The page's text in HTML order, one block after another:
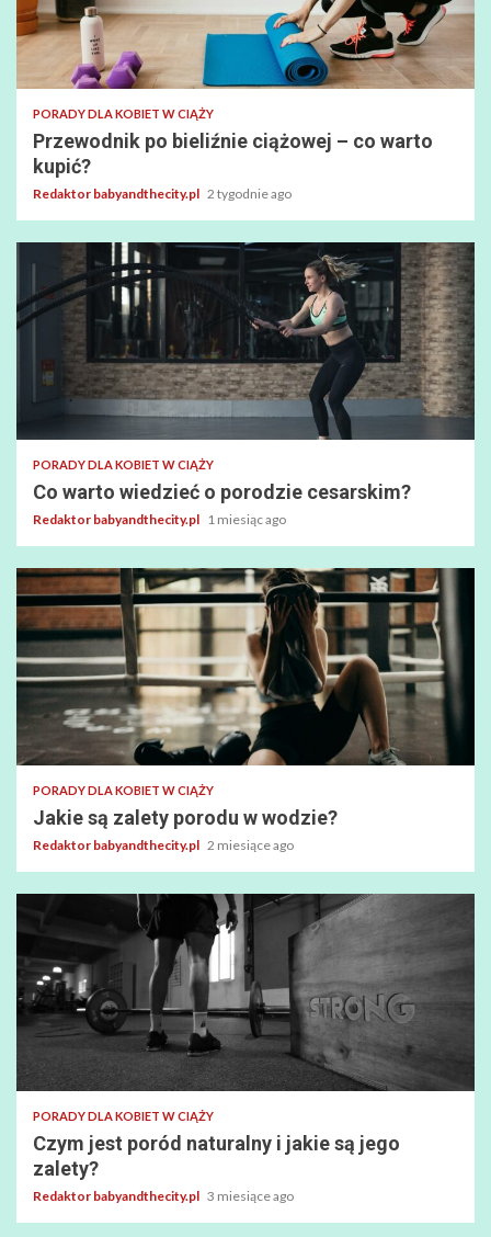
PORADY DLA KOBIET W CIĄŻY
Przewodnik po bieliźnie ciążowej – co warto
kupić?
Redaktor babyandthecity.pl 2 tygodnie ago
PORADY DLA KOBIET W CIĄŻY
Co warto wiedzieć o porodzie cesarskim?
Redaktor babyandthecity.pl 1 miesiąc ago
PORADY DLA KOBIET W CIĄŻY
Jakie są zalety porodu w wodzie?
Redaktor babyandthecity.pl 2 miesiące ago
PORADY DLA KOBIET W CIĄŻY
Czym jest poród naturalny i jakie są jego
zalety?
Redaktor babyandthecity.pl 3 miesiące ago